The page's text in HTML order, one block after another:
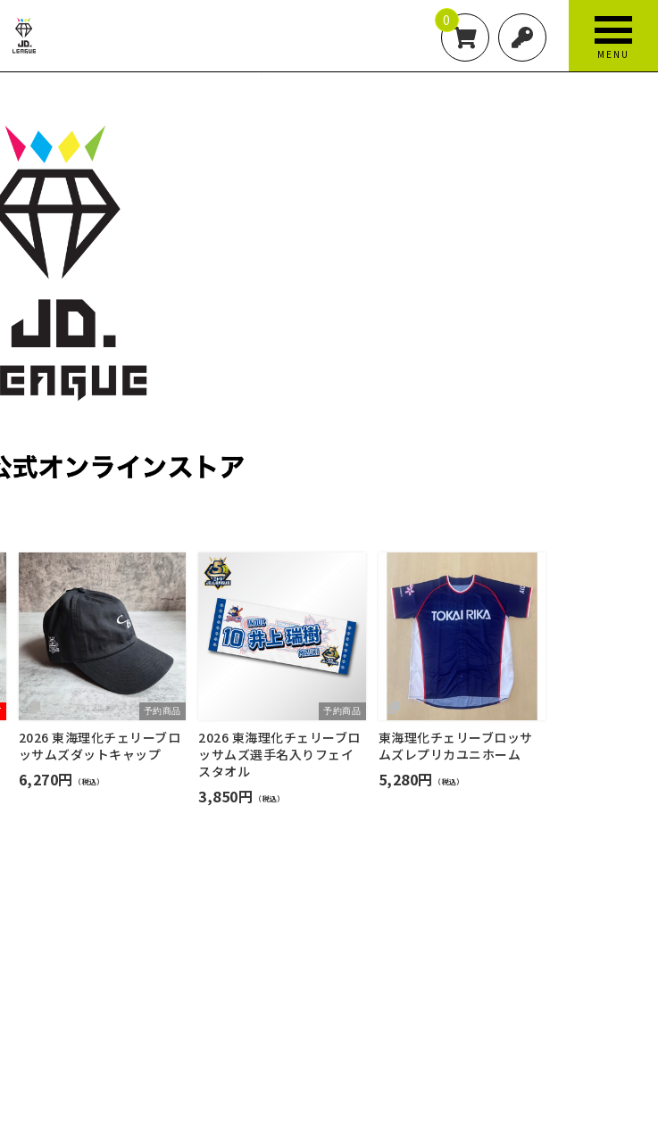
0
MENU
予約商品
2026 東海理化チェリーブロ
ッサムズダットキャップ
6,270円 （税込）
予約商品
2026 東海理化チェリーブロ
ッサムズ選手名入りフェイ
スタオル
3,850円 （税込）
東海理化チェリーブロッサ
ムズレプリカユニホーム
5,280円 （税込）